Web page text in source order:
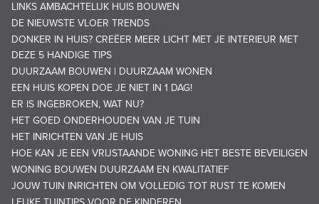
LINKS AMBACHTELIJK HUIS BOUWEN
DE NIEUWSTE VLOER TRENDS
DONKER IN HUIS? CREËER MEER LICHT MET JE INTERIEUR MET
DEZE 5 HANDIGE TIPS
DUURZAAM BOUWEN | DUURZAAM WONEN
EEN HUIS KOPEN DOE JE NIET IN 1 DAG!
ER IS INGEBROKEN, WAT NU?
HET GOED ONDERHOUDEN VAN JE TUIN
HET INRICHTEN VAN JE HUIS
HOE KAN JE EEN VRIJSTAANDE WONING HET BESTE BEVEILIGEN
WONING BOUWEN DUURZAAM EN KWALITATIEF
JOUW TUIN INRICHTEN OM VOLLEDIG TOT RUST TE KOMEN